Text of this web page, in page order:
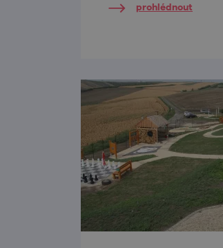
umělecky ztvárněná
prohlédnout